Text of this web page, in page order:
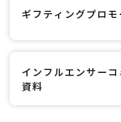
ギフティングプロ
インフルエンサー
資料